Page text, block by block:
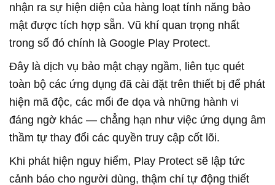
nhận ra sự hiện diện của hàng loạt tính năng bảo
mật được tích hợp sẵn. Vũ khí quan trọng nhất
trong số đó chính là Google Play Protect.
Đây là dịch vụ bảo mật chạy ngầm, liên tục quét
toàn bộ các ứng dụng đã cài đặt trên thiết bị để phát
hiện mã độc, các mối đe dọa và những hành vi
đáng ngờ khác — chẳng hạn như việc ứng dụng âm
thầm tự thay đổi các quyền truy cập cốt lõi.
Khi phát hiện nguy hiểm, Play Protect sẽ lập tức
cảnh báo cho người dùng, thậm chí tự động thiết